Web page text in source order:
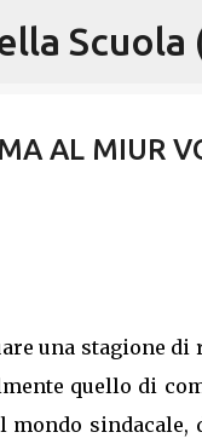
Passa
Scuola
AL MIUR
una stagione
quello di
mondo